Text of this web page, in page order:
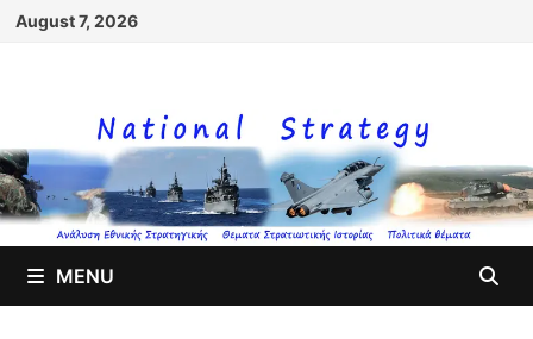
Skip
August 7, 2026
MENU